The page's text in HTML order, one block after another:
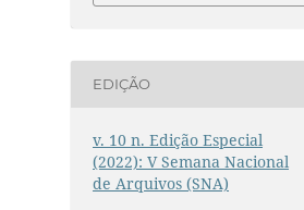
EDIÇÃO
v. 10 n. Edição Especial
(2022): V Semana Nacional
de Arquivos (SNA)